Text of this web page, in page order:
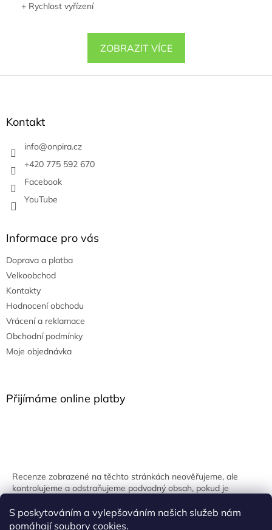
S poskytováním a vylepšováním našich služeb nám
pomáhají soubory cookies.
+ Rychlost vyřízení
ZOBRAZIT VÍCE
Z
Kontakt
info@onpira.cz
+420 775 592 670
Facebook
YouTube
Informace pro vás
Doprava a platba
Velkoobchod
Kontakty
Hodnocení obchodu
Vrácení a reklamace
Obchodní podmínky
Moje objednávka
Přijímáme online platby
Recenze zobrazené na těchto stránkách neověřujeme, ale
kontrolujeme a odstraňujeme podvodný obsah, pokud je